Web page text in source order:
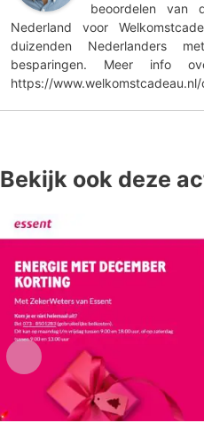
beoordelen van
Nederland voor
duizenden Nederlanders
besparingen. Meer info
https://
Bekijk ook deze